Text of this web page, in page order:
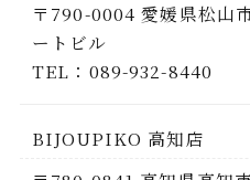
〒790-0004 愛媛県松山
ートビル
TEL：089-932-8440
BIJOUPIKO 高知店